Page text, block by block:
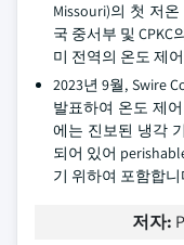
Missouri)의 첫 저
국 중서부 및 CPKC
미 전역의 온도 제
2023년 9월, Swire
발표하여 온도 제
에는 진보된 냉각
되어 있어
기 위하여 포함합니
저자: